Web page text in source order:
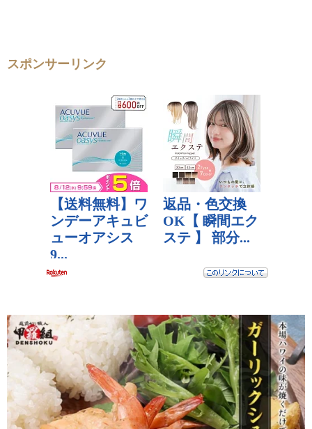
スポンサーリンク